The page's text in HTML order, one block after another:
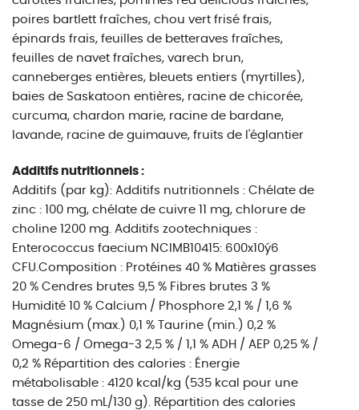
poires bartlett fraîches, chou vert frisé frais,
épinards frais, feuilles de betteraves fraîches,
feuilles de navet fraîches, varech brun,
canneberges entières, bleuets entiers (myrtilles),
baies de Saskatoon entières, racine de chicorée,
curcuma, chardon marie, racine de bardane,
lavande, racine de guimauve, fruits de l'églantier
Additifs nutritionnels :
Additifs (par kg): Additifs nutritionnels : Chélate de
zinc : 100 mg, chélate de cuivre 11 mg, chlorure de
choline 1200 mg. Additifs zootechniques :
Enterococcus faecium NCIMB10415: 600x10ý6
CFU.Composition : Protéines 40 % Matières grasses
20 % Cendres brutes 9,5 % Fibres brutes 3 %
Humidité 10 % Calcium / Phosphore 2,1 % / 1,6 %
Magnésium (max.) 0,1 % Taurine (min.) 0,2 %
Omega-6 / Omega-3 2,5 % / 1,1 % ADH / AEP 0,25 % /
0,2 % Répartition des calories : Énergie
métabolisable : 4120 kcal/kg (535 kcal pour une
tasse de 250 mL/130 g). Répartition des calories